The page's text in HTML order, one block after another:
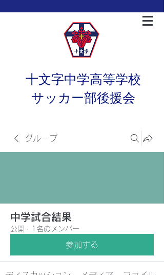
十文字中学高等学校
サッカー部後援会
グループ
中学試合結果
公開 · 1名のメンバー
参加する